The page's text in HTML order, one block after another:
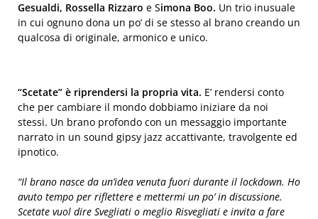
Gesualdi, Rossella Rizzaro e Simona Boo. Un trio inusuale
in cui ognuno dona un po’ di se stesso al brano creando un
qualcosa di originale, armonico e unico.
“Scetate” è riprendersi la propria vita. E’ rendersi conto
che per cambiare il mondo dobbiamo iniziare da noi
stessi. Un brano profondo con un messaggio importante
narrato in un sound gipsy jazz accattivante, travolgente ed
ipnotico.
“Il brano nasce da un’idea venuta fuori durante il lockdown. Ho
avuto tempo per riflettere e mettermi un po’ in discussione.
Scetate vuol dire Svegliati o meglio Risvegliati e invita a fare